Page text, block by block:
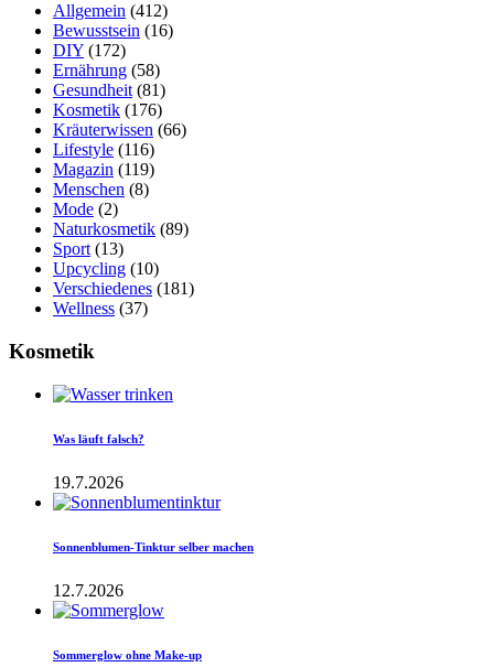
Allgemein (412)
Bewusstsein (16)
DIY (172)
Ernährung (58)
Gesundheit (81)
Kosmetik (176)
Kräuterwissen (66)
Lifestyle (116)
Magazin (119)
Menschen (8)
Mode (2)
Naturkosmetik (89)
Sport (13)
Upcycling (10)
Verschiedenes (181)
Wellness (37)
Kosmetik
Was läuft falsch?
19.7.2026
Sonnenblumen-Tinktur selber machen
12.7.2026
Sommerglow ohne Make-up